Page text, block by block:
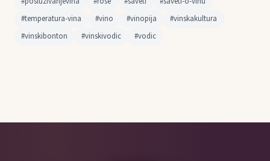
#temperatura-vina
#vino #vinopija
#vinskakultura
#vinskibonton
#vinskivodic #vodic